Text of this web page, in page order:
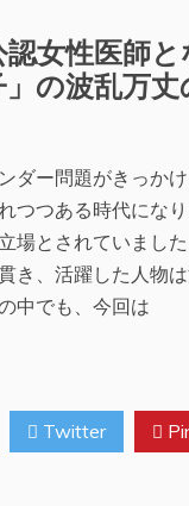
女性医師
」の波乱万
ダー問題がきっか
つつある時代にな
場とされていまし
き、活躍した人物は
中でも、今回は
Twitter